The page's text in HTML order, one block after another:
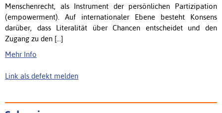
Menschenrecht, als Instrument der persönlichen Partizipation
(empowerment). Auf internationaler Ebene besteht Konsens
darüber, dass Literalität über Chancen entscheidet und den
Zugang zu den [...]
Mehr Info
Link als defekt melden